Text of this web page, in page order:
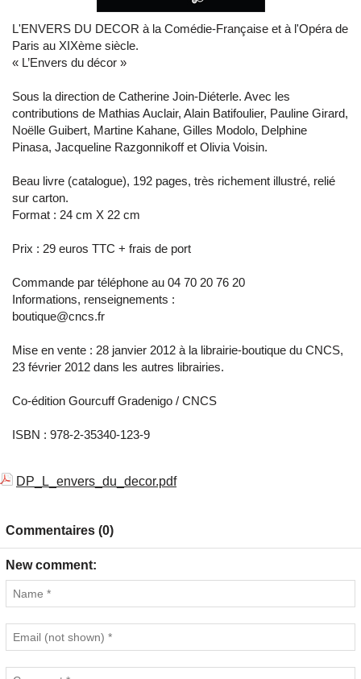
L'ENVERS DU DECOR à la Comédie-Française et à l'Opéra de
Paris au XIXème siècle.
« L’Envers du décor »
Sous la direction de Catherine Join-Diéterle. Avec les
contributions de Mathias Auclair, Alain Batifoulier, Pauline Girard,
Noëlle Guibert, Martine Kahane, Gilles Modolo, Delphine
Pinasa, Jacqueline Razgonnikoff et Olivia Voisin.
Beau livre (catalogue), 192 pages, très richement illustré, relié
sur carton.
Format : 24 cm X 22 cm
Prix : 29 euros TTC + frais de port
Commande par téléphone au 04 70 20 76 20
Informations, renseignements :
boutique@cncs.fr
Mise en vente : 28 janvier 2012 à la librairie-boutique du CNCS,
23 février 2012 dans les autres librairies.
Co-édition Gourcuff Gradenigo / CNCS
ISBN : 978-2-35340-123-9
DP_L_envers_du_decor.pdf
Commentaires (0)
New comment: